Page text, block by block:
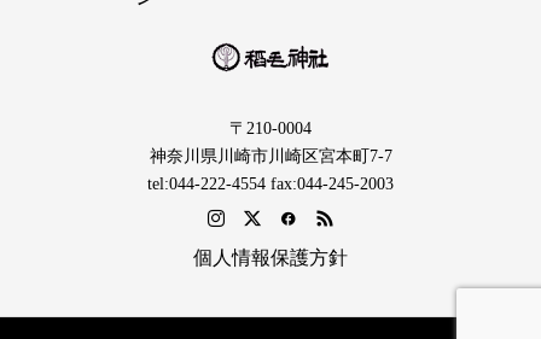
〒210-0004
神奈川県川崎市川崎区宮本町7-7
tel:044-222-4554 fax:044-245-2003
個人情報保護方針